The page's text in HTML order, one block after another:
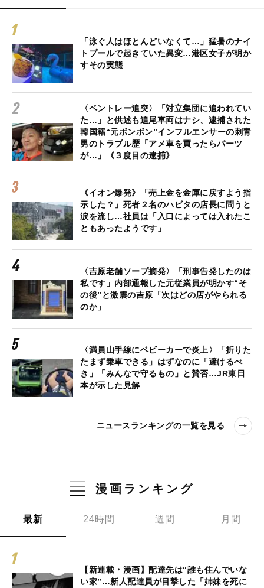
「泳ぐ人はほとんどいなくて…」猛暑のナイ
トプールで起きていた異変…港区女子が明か
すその実態
〈ベントレー追突〉「対立集団に追われてい
た…」と供述も追尾車両はナシ、逮捕された
韓国籍“元ボンボン”インフルエンサーの刺青
男のトラブル歴「アメ車を買ったらパーツ
が…」《３度目の逮捕》
《イオン爆発》「売上金を金庫に戻すよう指
示した？」死者２名のハビタの店長に問うと
涙を流し…社員は「入口によっては入れたこ
ともあったようです」
〈吉原老舗ソープ摘発〉「刑事告発したのは
私です」内部通報した元従業員が明かす“そ
の後”と激震の吉原「次はどの店がやられる
のか」
〈満員山手線にベビーカーで炎上〉「折りた
たまず乗車できる」はずなのに「避けるべ
き」「みんなで守るもの」と賛否…JR東日
本が示した見解
ニュースランキングの一覧を見る
漫画ランキング
最新 24時間 週間 月間
【新連載・漫画】配達先は“誰も住んでいな
い家”…新人配達員が目撃した「姉妹を死に